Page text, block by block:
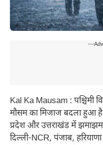
---
Kal Ka Mausam : पश्चिमी
मौसम का मिजाज बदला हुआ
प्रदेश और उत्तराखंड में झमाझम
दिल्ली-NCR, पंजाब,